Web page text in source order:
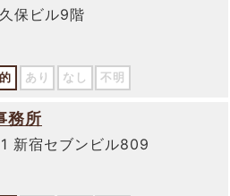
保ビル9階
あり なし 不明
務所
新宿セブンビル809